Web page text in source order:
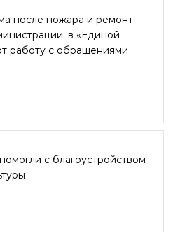
после пожара и ремонт
в «Единой
работу с обращениями
с благоустройством